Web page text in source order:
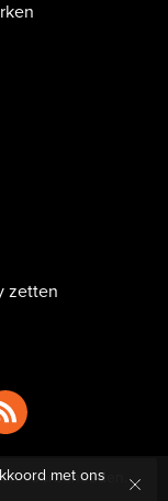
met ons
zetten
voorbehouden.